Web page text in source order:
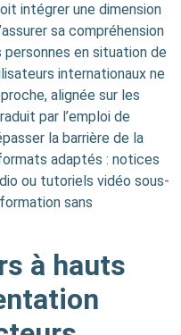
intégrer une dimension
sa compréhension
en situation de
internationaux ne
alignée sur les
par l’emploi de
la barrière de la
adaptés : notices
ou tutoriels vidéo sous-
sans
à hauts